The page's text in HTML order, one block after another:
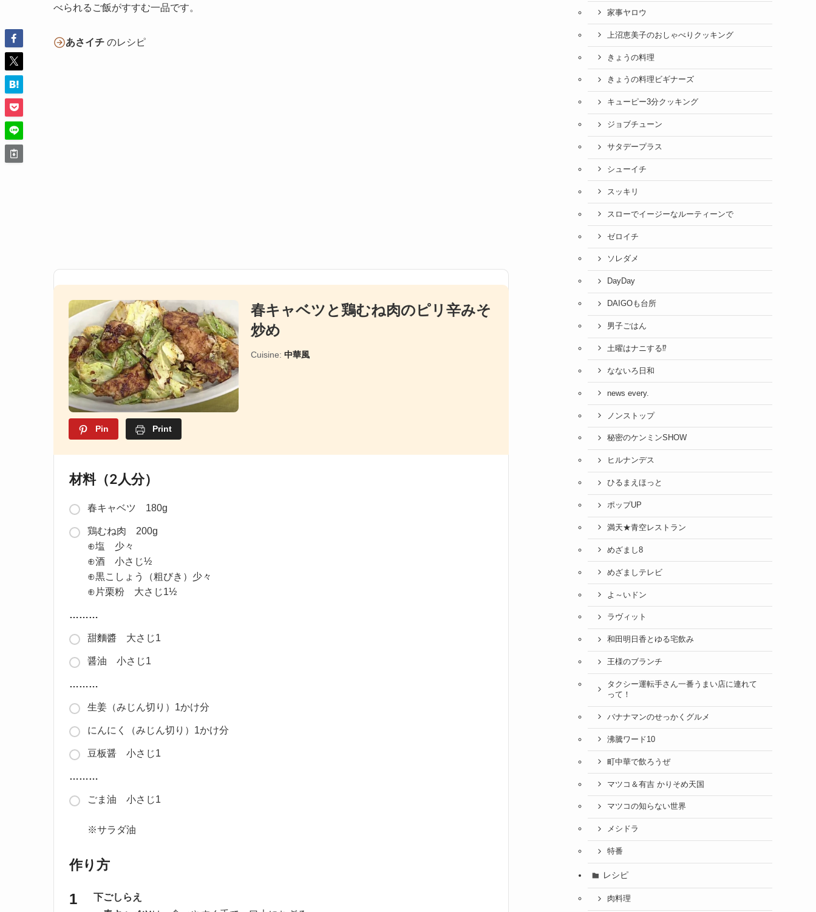
べられるご飯がすすむ一品です。
あさイチ のレシピ
Pin Print
春キャベツと鶏むね肉のピリ辛みそ
炒め
Cuisine: 中華風
材料（2人分）
春キャベツ 180g
鶏むね肉 200g
⊕塩 少々
⊕酒 小さじ½
⊕黒こしょう（粗びき）少々
⊕片栗粉 大さじ1½
………
甜麵醬 大さじ1
醤油 小さじ1
………
生姜（みじん切り）1かけ分
にんにく（みじん切り）1かけ分
豆板醤 小さじ1
………
ごま油 小さじ1
※サラダ油
作り方
下ごしらえ
家事ヤロウ
上沼恵美子のおしゃべりクッキング
きょうの料理
きょうの料理ビギナーズ
キューピー3分クッキング
ジョブチューン
サタデープラス
シューイチ
スッキリ
スローでイージーなルーティーンで
ゼロイチ
ソレダメ
DayDay
DAIGOも台所
男子ごはん
土曜はナニする⁉
なないろ日和
news every.
ノンストップ
秘密のケンミンSHOW
ヒルナンデス
ひるまえほっと
ポップUP
満天★青空レストラン
めざまし8
めざましテレビ
よ～いドン
ラヴィット
和田明日香とゆる宅飲み
王様のブランチ
タクシー運転手さん一番うまい店に連れて
って！
バナナマンのせっかくグルメ
沸騰ワード10
町中華で飲ろうぜ
マツコ＆有吉 かりそめ天国
マツコの知らない世界
メシドラ
特番
レシピ
肉料理